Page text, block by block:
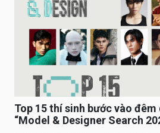
Top 15 thí sinh bước vào
“Model & Designer Search